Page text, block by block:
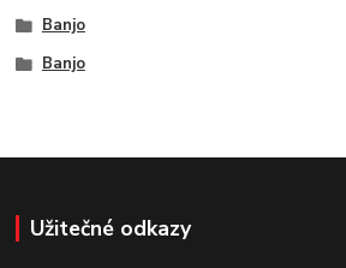
Banjo
Banjo
Užitečné odkazy